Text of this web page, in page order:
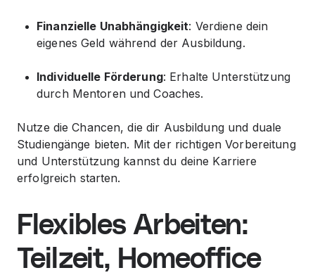
Finanzielle Unabhängigkeit: Verdiene dein
eigenes Geld während der Ausbildung.
Individuelle Förderung: Erhalte Unterstützung
durch Mentoren und Coaches.
Nutze die Chancen, die dir Ausbildung und duale
Studiengänge bieten. Mit der richtigen Vorbereitung
und Unterstützung kannst du deine Karriere
erfolgreich starten.
Flexibles Arbeiten:
Teilzeit, Homeoffice